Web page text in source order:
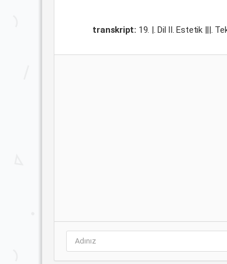
transkript: 19. |. Dil II. Estetik |||.